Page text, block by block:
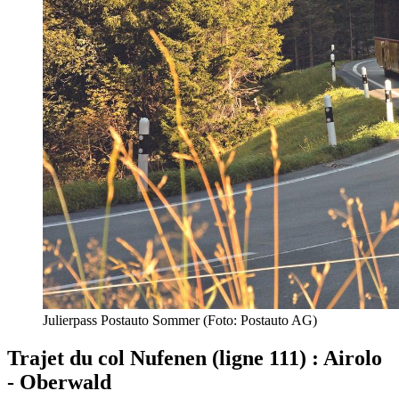
Julierpass Postauto Sommer (Foto: Postauto AG)
Trajet du col Nufenen (ligne 111) : Airolo
- Oberwald